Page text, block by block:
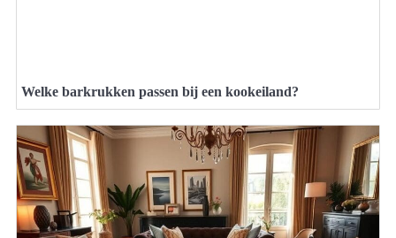
Welke barkrukken passen bij een kookeiland?